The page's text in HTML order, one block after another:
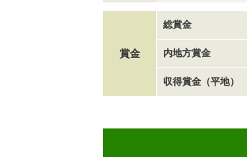
賞金
総賞金
内地方賞金
収得賞金（平地）